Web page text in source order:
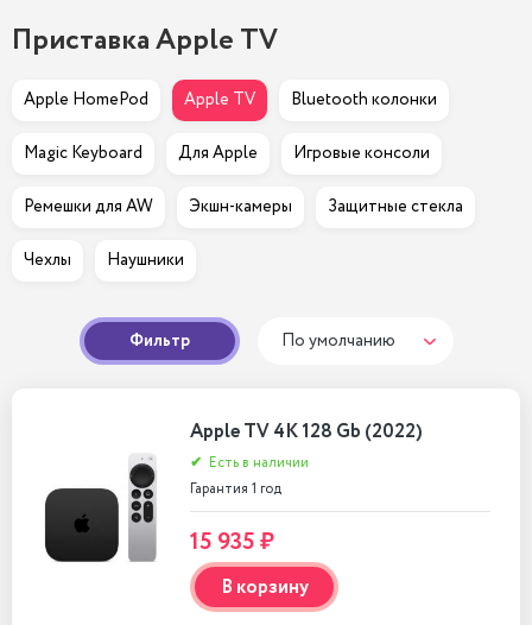
Приставка Apple TV
Apple HomePod Apple TV Bluetooth колонки
Magic Keyboard Для Apple Игровые консоли
Ремешки для AW Экшн-камеры Защитные стекла
Чехлы Наушники
Фильтр По умолчанию
Apple TV 4K 128 Gb (2022)
✔ Есть в наличии
Гарантия 1 год
15 935 ₽
В корзину